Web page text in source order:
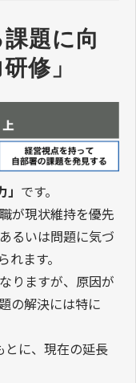
題に向
修」
です。
が現状維持を優先
るいは問題に気づ
ます。
りますが、原因が
の解決には特に
とに、現在の延長